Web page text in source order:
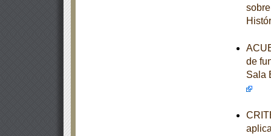
de
Sala